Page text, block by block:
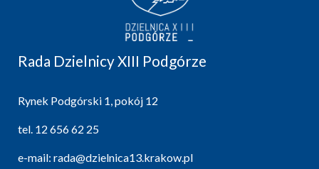
Rada Dzielnicy XIII Podgórze
Rynek Podgórski 1, pokój 12
tel. 12 656 62 25
e-mail: rada@dzielnica13.krakow.pl